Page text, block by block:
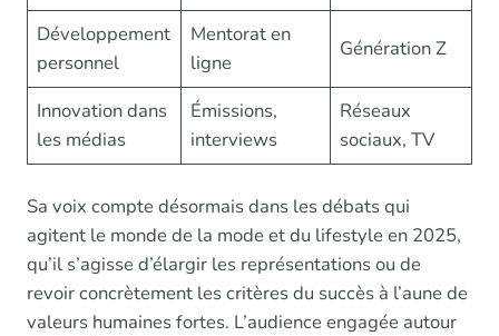
Développement
personnel
Mentorat en
ligne
Génération Z
Innovation dans
les médias
Émissions,
interviews
Réseaux
sociaux, TV
Sa voix compte désormais dans les débats qui
agitent le monde de la mode et du lifestyle en 2025,
qu’il s’agisse d’élargir les représentations ou de
revoir concrètement les critères du succès à l’aune de
valeurs humaines fortes. L’audience engagée autour